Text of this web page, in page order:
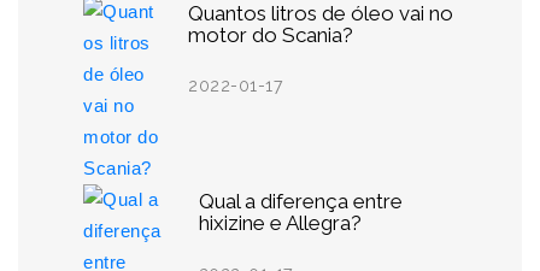
Quantos litros de óleo vai no
motor do Scania?
2022-01-17
Qual a diferença entre
hixizine e Allegra?